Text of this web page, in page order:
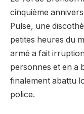
cinquième
Pulse, une
petites heures du
armé a fait
personnes et en a
finalement abattu
police.